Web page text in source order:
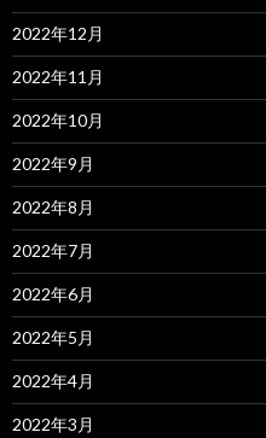
2022年12月
2022年11月
2022年10月
2022年9月
2022年8月
2022年7月
2022年6月
2022年5月
2022年4月
2022年3月